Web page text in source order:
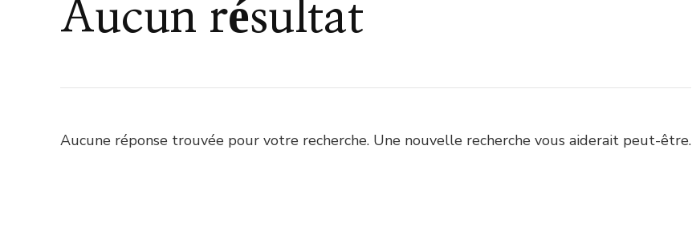
Aucun résultat
Aucune réponse trouvée pour votre recherche. Une nouvelle recherche vous aiderait peut-être.